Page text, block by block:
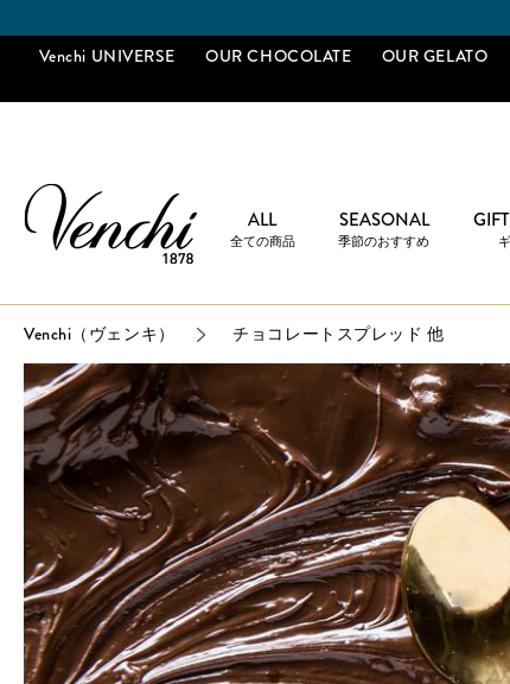
Venchi UNIVERSE OUR CHOCOLATE OUR GELATO
ALL
全ての商品
SEASONAL
季節のおすすめ
Venchi（ヴェンキ） チョコレートスプレッド 他